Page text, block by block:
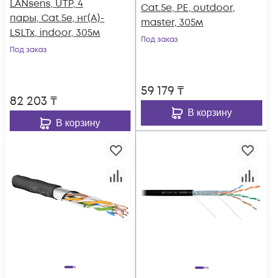
LANsens, UTP, 4
пары, Cat.5e, нг(А)-
LSLTx, indoor, 305м
Под заказ
82 203 ₸
В корзину
Cat.5e, PE, outdoor,
master, 305м
Под заказ
59 179 ₸
В корзину